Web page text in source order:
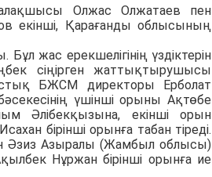
Олжас Олжатаев пен
екінші, Қарағанды облысының
жас ерекшелігінің үздіктерін
сіңірген жаттықтырушысы
БЖСМ директоры Ерболат
үшінші орыны Ақтөбе
Әлібекқызына, екінші орын
бірінші орынға табан тіреді.
Әзиз Азыралы (Жамбыл облысы)
Нұржан бірінші орынға ие